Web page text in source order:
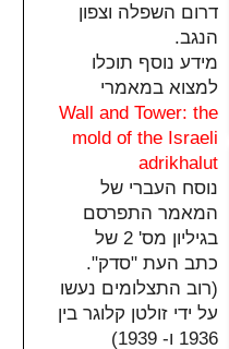
דרום השפלה וצפון
הנגב.
מידע נוסף תוכלו
למצוא במאמרי
Wall and Tower: the
mold of the Israeli
adrikhalut
נוסח העברי של
המאמר התפרסם
בגיליון מס' 2 של
כתב העת "סדק".
(רוב התצלומים נעשו
על ידי זולטן קלוגר בין
1936 ו- 1939)